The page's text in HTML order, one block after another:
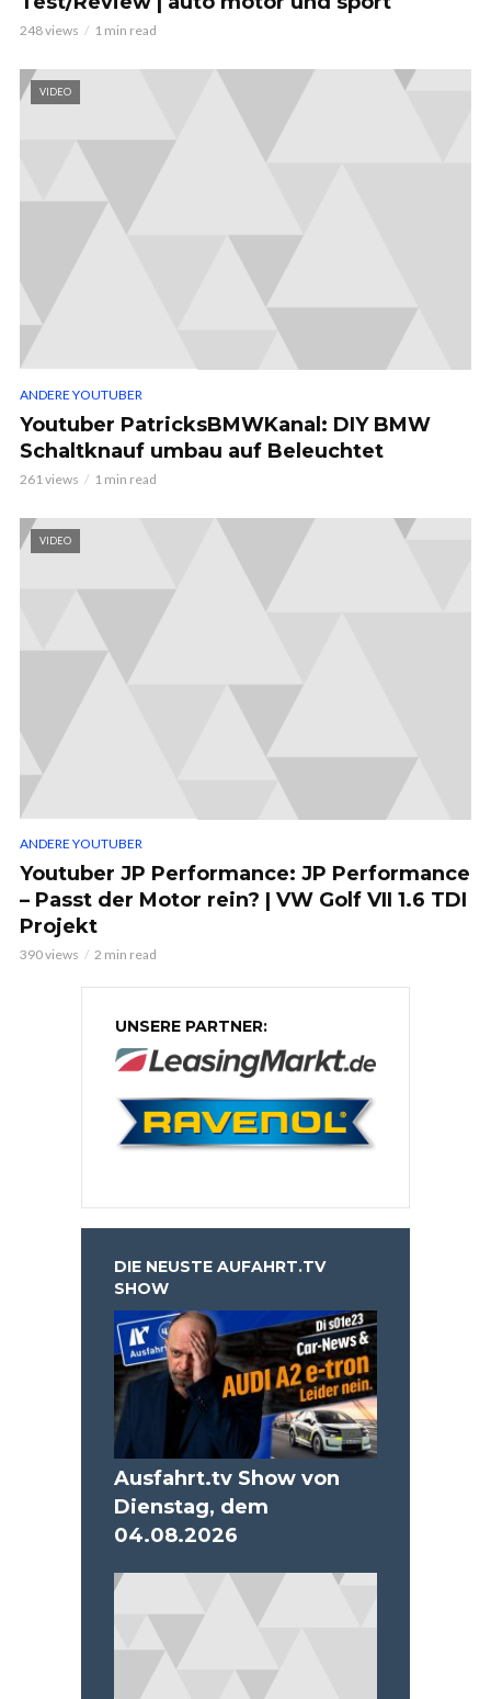
248 views 1 min read
VIDEO
ANDERE YOUTUBER
Youtuber PatricksBMWKanal: DIY BMW
Schaltknauf umbau auf Beleuchtet
261 views 1 min read
VIDEO
ANDERE YOUTUBER
Youtuber JP Performance: JP Performance
– Passt der Motor rein? | VW Golf VII 1.6 TDI
Projekt
390 views 2 min read
UNSERE PARTNER:
DIE NEUSTE AUFAHRT.TV
SHOW
Ausfahrt.tv Show von
Dienstag, dem
04.08.2026